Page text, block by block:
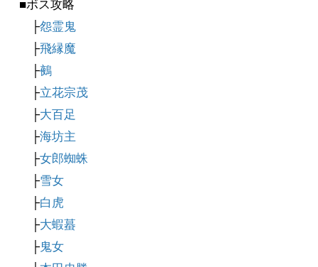
■ボス攻略
├怨霊鬼
├飛縁魔
├鵺
├立花宗茂
├大百足
├海坊主
├女郎蜘蛛
├雪女
├白虎
├大蝦蟇
├鬼女